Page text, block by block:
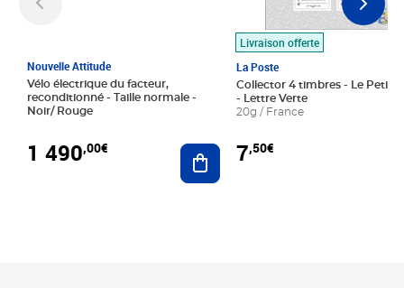
Nouvelle Attitude
Vélo électrique du facteur,
reconditionné - Taille normale -
Noir/ Rouge
1 490,00€ Ajouter au panier
Livraison offerte
La Poste
Collector 4 timbres - Le Petit
- Lettre Verte
20g / France
7,50€